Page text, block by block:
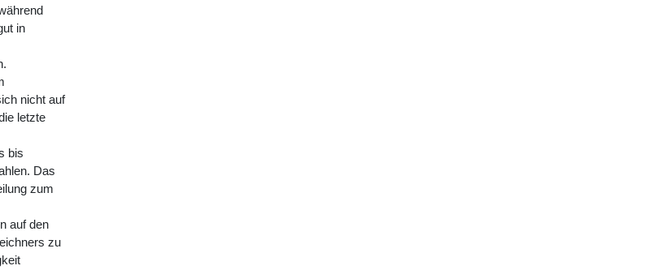
in
nicht auf
letzte
bis
Das
zum
auf den
zu